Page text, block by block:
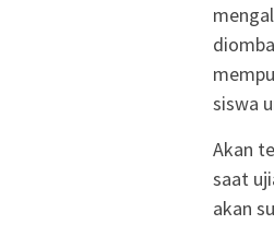
siswa
Akan
saat
akan